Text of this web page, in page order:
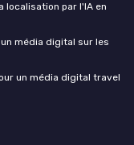
localisation par l'IA en
média digital sur les
un média digital travel